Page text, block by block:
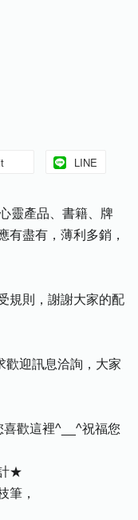
LINE
靈產品、書籍、牌
有盡有，薄利多銷，
規則，謝謝大家的配
歡迎訊息洽詢，大家
歡這裡^__^祝福您
★
筆，